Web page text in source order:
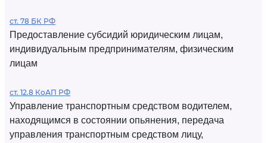
ст. 78 БК РФ
Предоставление субсидий юридическим лицам,
индивидуальным предпринимателям, физическим
лицам
ст. 12.8 КоАП РФ
Управление транспортным средством водителем,
находящимся в состоянии опьянения, передача
управления транспортным средством лицу,